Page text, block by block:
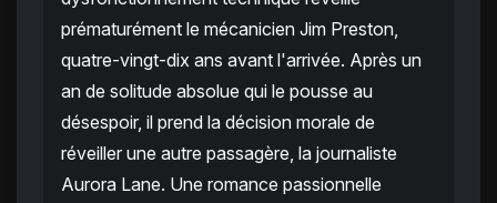
prématurément le mécanicien Jim Preston,
quatre-vingt-dix ans avant l'arrivée. Après un
an de solitude absolue qui le pousse au
désespoir, il prend la décision morale de
réveiller une autre passagère, la journaliste
Aurora Lane. Une romance passionnelle